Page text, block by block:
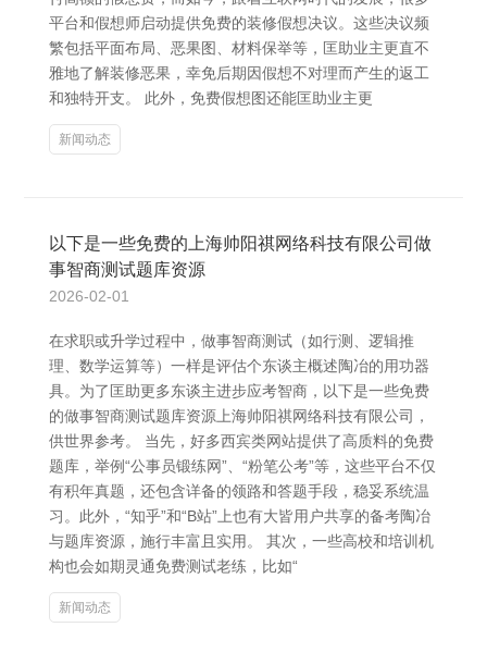
平台和假想师启动提供免费的装修假想决议。这些决议频
繁包括平面布局、恶果图、材料保举等，匡助业主更直不
雅地了解装修恶果，幸免后期因假想不对理而产生的返工
和独特开支。 此外，免费假想图还能匡助业主更
新闻动态
以下是一些免费的上海帅阳祺网络科技有限公司做
事智商测试题库资源
2026-02-01
在求职或升学过程中，做事智商测试（如行测、逻辑推
理、数学运算等）一样是评估个东谈主概述陶冶的用功器
具。为了匡助更多东谈主进步应考智商，以下是一些免费
的做事智商测试题库资源上海帅阳祺网络科技有限公司，
供世界参考。 当先，好多西宾类网站提供了高质料的免费
题库，举例“公事员锻练网”、“粉笔公考”等，这些平台不仅
有积年真题，还包含详备的领路和答题手段，稳妥系统温
习。此外，“知乎”和“B站”上也有大皆用户共享的备考陶冶
与题库资源，施行丰富且实用。 其次，一些高校和培训机
构也会如期灵通免费测试老练，比如“
新闻动态